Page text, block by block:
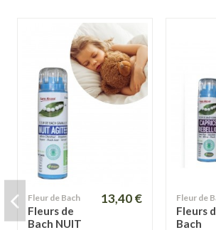
Fleur de Bach
Fleurs de
Bach NUIT
13,40 € Fleur de
Fleurs
Bach